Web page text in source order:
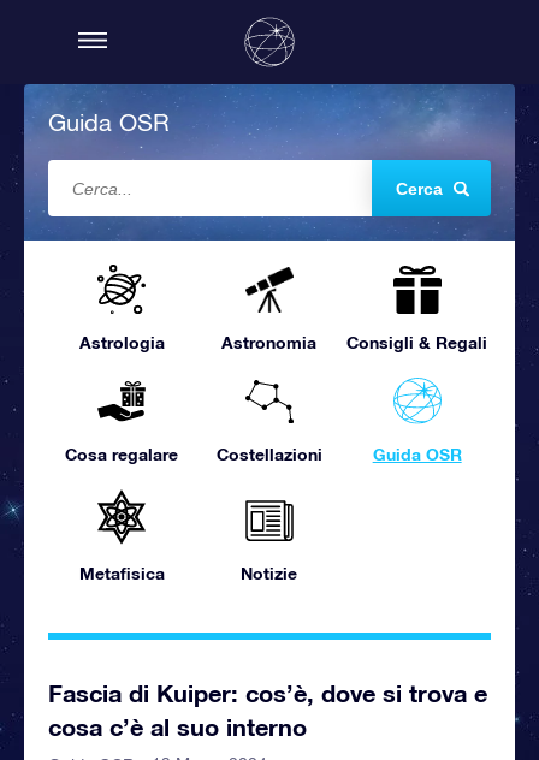
Guida OSR
Cerca
Astrologia Astronomia Consigli & Regali
Cosa regalare Costellazioni Guida OSR
Metafisica Notizie
Fascia di Kuiper: cos’è, dove si trova e
cosa c’è al suo interno